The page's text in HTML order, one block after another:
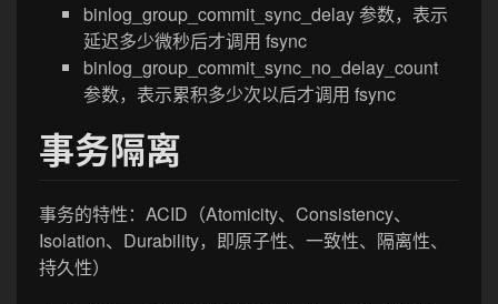
binlog_group_commit_sync_delay 参数，表示
延迟多少微秒后才调用 fsync
binlog_group_commit_sync_no_delay_count
参数，表示累积多少次以后才调用 fsync
事务隔离
事务的特性：ACID（Atomicity、Consistency、
Isolation、Durability，即原子性、一致性、隔离性、
持久性）